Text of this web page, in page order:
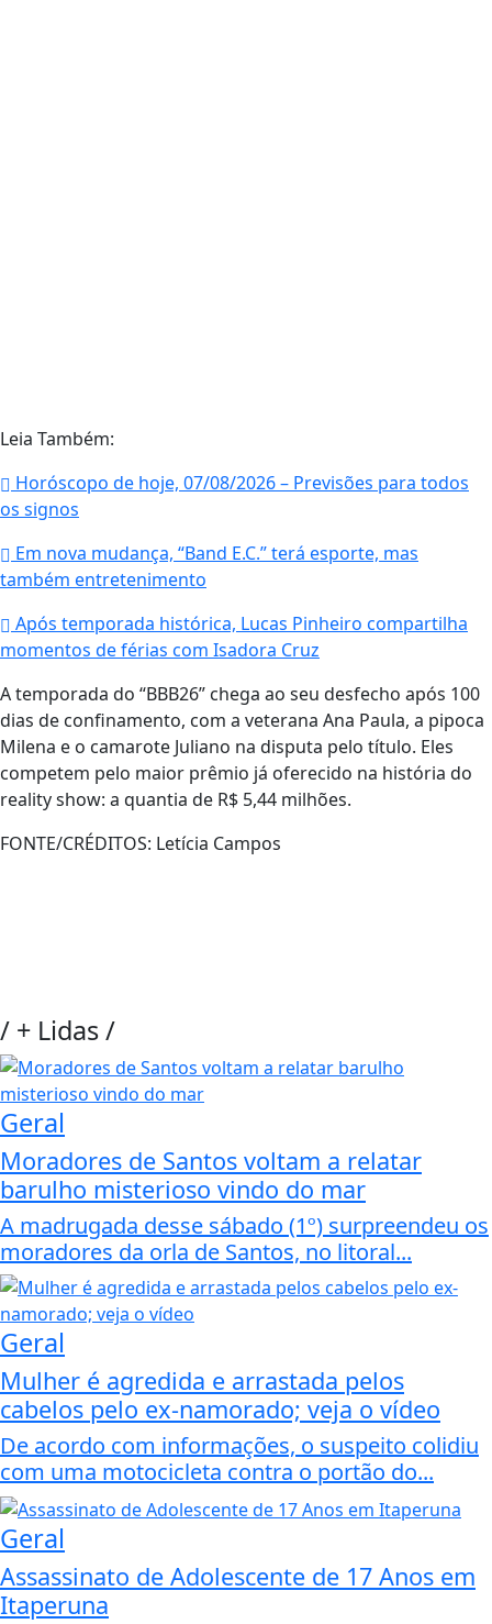
Leia Também:
Horóscopo de hoje, 07/08/2026 – Previsões para todos
os signos
Em nova mudança, “Band E.C.” terá esporte, mas
também entretenimento
Após temporada histórica, Lucas Pinheiro compartilha
momentos de férias com Isadora Cruz
A temporada do “BBB26” chega ao seu desfecho após 100
dias de confinamento, com a veterana Ana Paula, a pipoca
Milena e o camarote Juliano na disputa pelo título. Eles
competem pelo maior prêmio já oferecido na história do
reality show: a quantia de R$ 5,44 milhões.
FONTE/CRÉDITOS: Letícia Campos
/ + Lidas/
Geral
Moradores de Santos voltam a relatar
barulho misterioso vindo do mar
A madrugada desse sábado (1º) surpreendeu os
moradores da orla de Santos, no litoral...
Geral
Mulher é agredida e arrastada pelos
cabelos pelo ex-namorado; veja o vídeo
De acordo com informações, o suspeito colidiu
com uma motocicleta contra o portão do...
Geral
Assassinato de Adolescente de 17 Anos em
Itaperuna